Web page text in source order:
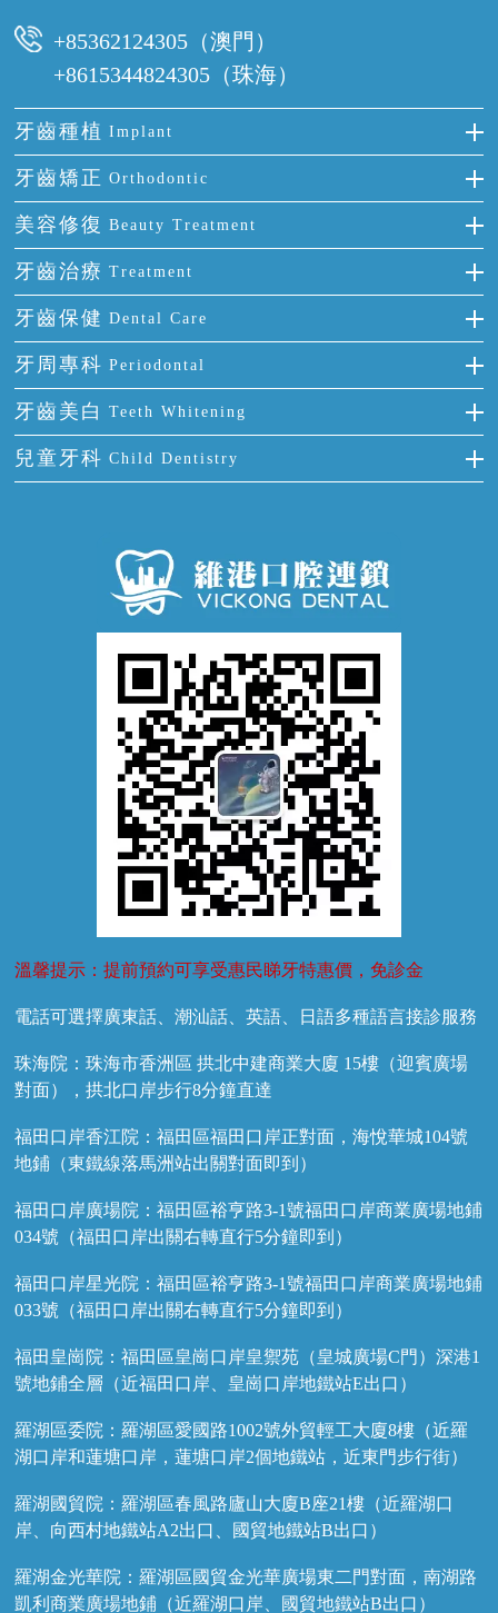
+85362124305（澳門）
+8615344824305（珠海）
牙齒種植 Implant
種牙
單顆牙缺失
門牙缺失
多顆牙缺失
半口缺失
全口缺失
牙齒矯正 Orthodontic
隱形箍牙
前牙反頜
牙齒擁擠
牙齒前突
牙齒稀疏
美容修復 Beauty Treatment
全瓷牙
烤瓷牙
氟斑牙
四環素牙
活動假牙
牙貼面
牙齒治療 Treatment
補牙
智齒
根管治療
拔牙
牙痛
牙齒保健 Dental Care
正確刷牙
全國愛牙日
預防牙病
牙科通識
牙周專科 Periodontal
牙周炎
牙齦出血
牙齦炎
牙齦萎縮
牙齒美白 Teeth Whitening
冷光美白
兒童牙科 Child Dentistry
溫馨提示：提前預約可享受惠民睇牙特惠價，免診金
電話可選擇廣東話、潮汕話、英語、日語多種語言接診服務
珠海院：珠海市香洲區 拱北中建商業大廈 15樓（迎賓廣場
對面），拱北口岸步行8分鐘直達
福田口岸香江院：福田區福田口岸正對面，海悅華城104號
地鋪（東鐵線落馬洲站出關對面即到）
福田口岸廣場院：福田區裕亨路3-1號福田口岸商業廣場地鋪
034號（福田口岸出關右轉直行5分鐘即到）
福田口岸星光院：福田區裕亨路3-1號福田口岸商業廣場地鋪
033號（福田口岸出關右轉直行5分鐘即到）
福田皇崗院：福田區皇崗口岸皇禦苑（皇城廣場C門）深港1
號地鋪全層（近福田口岸、皇崗口岸地鐵站E出口）
羅湖區委院：羅湖區愛國路1002號外貿輕工大廈8樓（近羅
湖口岸和蓮塘口岸，蓮塘口岸2個地鐵站，近東門步行街）
羅湖國貿院：羅湖區春風路廬山大廈B座21樓（近羅湖口
岸、向西村地鐵站A2出口、國貿地鐵站B出口）
羅湖金光華院：羅湖區國貿金光華廣場東二門對面，南湖路
凱利商業廣場地鋪（近羅湖口岸、國貿地鐵站B出口）